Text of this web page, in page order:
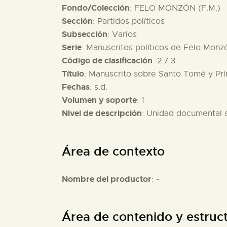
Fondo/Colección: FELO MONZÓN (F.M.)
Sección: Partidos políticos
Subsección: Varios
Serie: Manuscritos políticos de Felo
Código de clasificación: 2.7.3
Título: Manuscrito sobre Santo Tomé y
Fechas: s.d.
Volumen y soporte: 1
Nivel de descripción: Unidad documental
Área de contexto
Nombre del productor: -
Área de contenido y